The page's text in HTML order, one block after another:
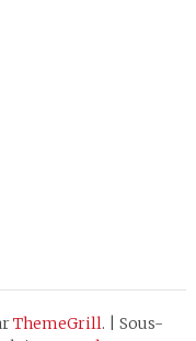
ThemeGrill. |Sous-